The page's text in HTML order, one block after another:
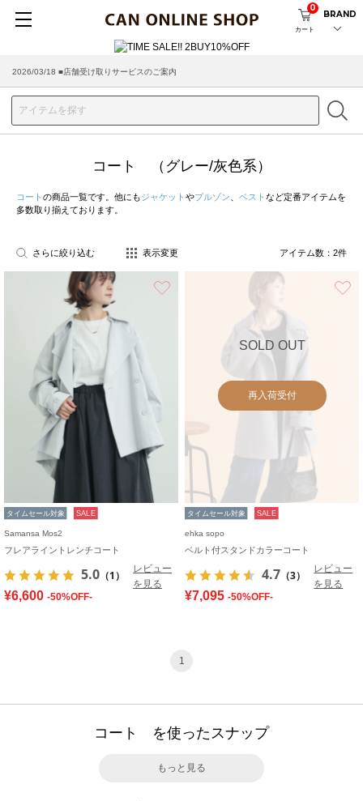
カート
0
BRAND
2026/03/18 ■店舗受け取りサービスのご案内
コート （グレー/灰色系）
コート の商品一覧です。他にもジャケット やブルゾン ベスト など定番アイテムを
多数取り揃えております。
さらに絞り込む 表示変更 アイテム数： 2件
タイムセール対象 SALE
Samansa Mos2
フレアライントレンチコート
5.0 （1）
レビュー
を見る
¥6,600 -50%OFF-
SOLD OUT
再入荷受付
タイムセール対象 SALE
ehka sopo
ベルト付スタンドカラーコート
4.7 （3）
レビュー
を見る
¥7,095 -50%OFF-
1
コート を使ったスナップ
もっと見る